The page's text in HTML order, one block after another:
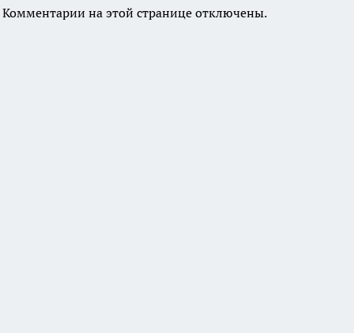
Комментарии на этой странице отключены.